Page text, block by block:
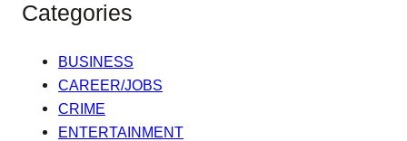
Categories
BUSINESS
CAREER/JOBS
CRIME
ENTERTAINMENT